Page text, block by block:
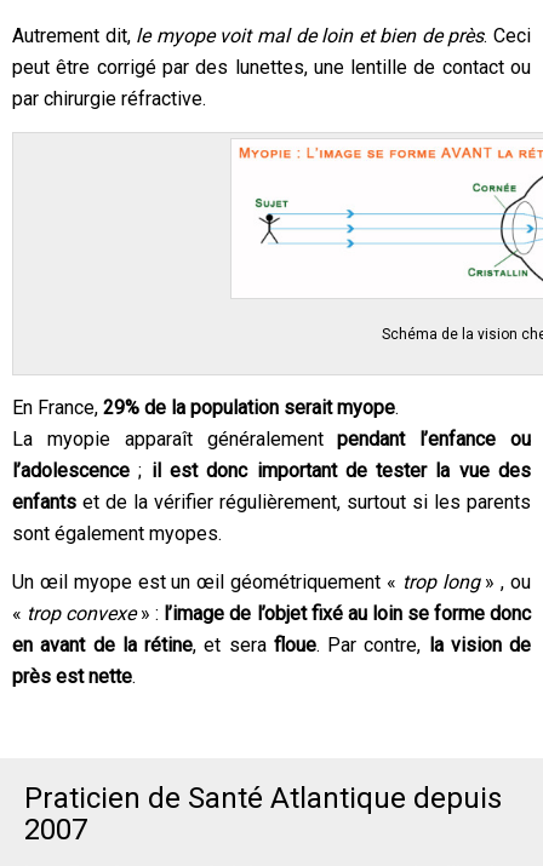
Autrement dit, le myope voit mal de loin et bien de près. Ceci
peut être corrigé par des lunettes, une lentille de contact ou
par chirurgie réfractive.
Schéma de la vision
En France, 29% de la population serait myope.
La myopie apparaît généralementpendant l’enfance ou
l’adolescence ; il est donc important de tester la vue des
enfants et de la vérifier régulièrement, surtout si les parents
sont également myopes.
Un œil myope est un œil géométriquement « trop long» , ou
« trop convexe» : l’image de l’objet fixé au loin se forme donc
en avant de la rétine, et sera floue. Par contre, la vision de
près est nette.
Praticien de Santé Atlantique depuis
2007